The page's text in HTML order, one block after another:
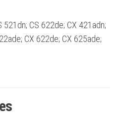
521dn; CS 622de; CX 421adn;
CX 622de; CX 625ade;